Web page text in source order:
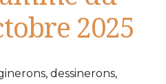
2025
dessinerons,